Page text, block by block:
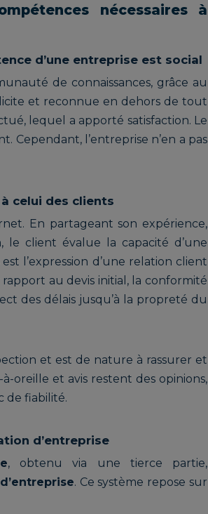
nécessaires à
d’une entreprise est social
de connaissances, grâce au
et reconnue en dehors de tout
lequel a apporté satisfaction. Le
Cependant, l’entreprise n’en a pas
celui des clients
En partageant son expérience,
le client évalue la capacité d’une
l’expression d’une relation client
au devis initial, la conformité
des délais jusqu’à la propreté du
et est de nature à rassurer et
oreille et avis restent des opinions,
de fiabilité.
d’entreprise
, obtenu via une tierce partie,
. Ce système repose sur